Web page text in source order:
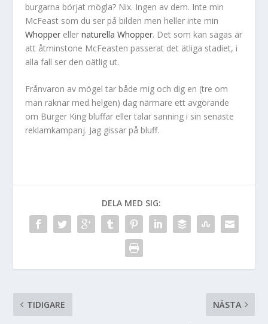
burgarna börjat mögla? Nix. Ingen av dem. Inte min
McFeast som du ser på bilden men heller inte min
Whopper ellernaturella Whopper. Det som kan sägas är
att åtminstone McFeasten passerat det ätliga stadiet, i
alla fall ser den oätlig ut.
Frånvaron av mögel tar både mig och dig en (tre om
man räknar med helgen) dag närmare ett avgörande
om Burger King bluffar eller talar sanning i sin senaste
reklamkampanj. Jag gissar på bluff.
DELA MED SIG:
TIDIGARE NÄSTA